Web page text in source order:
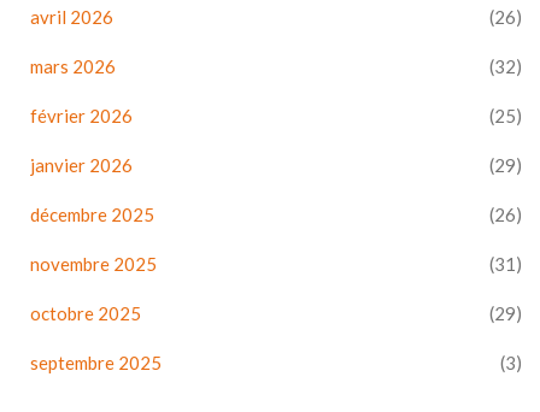
avril 2026 (26)
mars 2026 (32)
février 2026 (25)
janvier 2026 (29)
décembre 2025 (26)
novembre 2025 (31)
octobre 2025 (29)
septembre 2025 (3)